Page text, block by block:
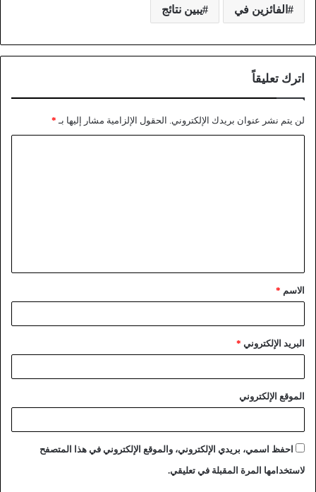
الفائزين في يبين نتائج
اترك تعليقاً
لن يتم نشر عنوان بريدك الإلكتروني. الحقول الإلزامية مشار إليها بـ *
الاسم *
البريد الإلكتروني *
الموقع الإلكتروني
احفظ اسمي، بريدي الإلكتروني، والموقع الإلكتروني في هذا المتصفح
لاستخدامها المرة المقبلة في تعليقي.